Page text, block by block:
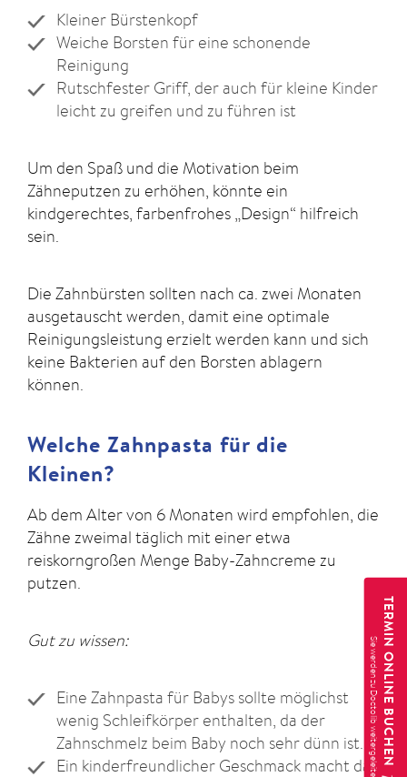
Kleiner Bürstenkopf
Weiche Borsten für eine schonende
Reinigung
Rutschfester Griff, der auch für kleine Kinder
leicht zu greifen und zu führen ist
Um den Spaß und die Motivation beim
Zähneputzen zu erhöhen, könnte ein
kindgerechtes, farbenfrohes „Design“ hilfreich
sein.
Die Zahnbürsten sollten nach ca. zwei Monaten
ausgetauscht werden, damit eine optimale
Reinigungsleistung erzielt werden kann und sich
keine Bakterien auf den Borsten ablagern
können.
Welche Zahnpasta für die
Kleinen?
Ab dem Alter von 6 Monaten wird empfohlen, die
Zähne zweimal täglich mit einer etwa
reiskorngroßen Menge Baby-Zahncreme zu
putzen.
Gut zu wissen:
Eine Zahnpasta für Babys sollte möglichst
wenig Schleifkörper enthalten, da der
Zahnschmelz beim Baby noch sehr dünn ist.
Ein kinderfreundlicher Geschmack macht das TERMIN ONLINE BUCHEN